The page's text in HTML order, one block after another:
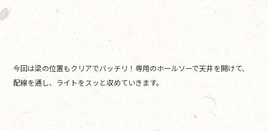
今回は梁の位置もクリアでバッチリ！専用のホールソーで天井を開けて、
配線を通し、ライトをスッと収めていきます。